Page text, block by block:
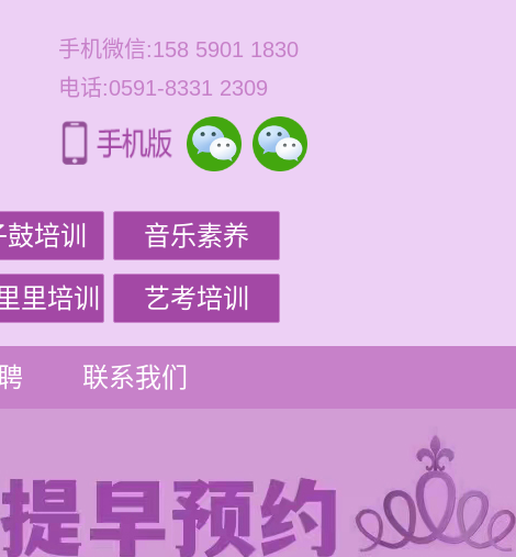
手机微信:158 5901 1830
电话:0591-8331 2309
培训 音乐素养
里培训 艺考培训
联系我们